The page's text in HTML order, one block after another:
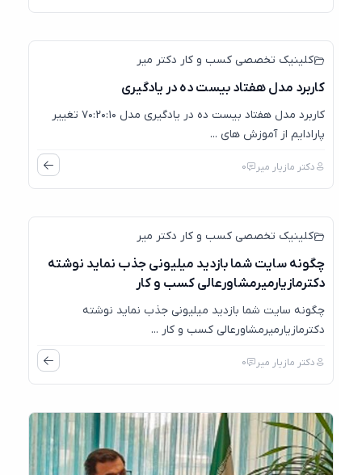
کلینیک تخصصی کسب و کار دکتر میر
کاربرد مدل هفتاد بیست ده در یادگیری
کاربرد مدل هفتاد بیست ده در یادگیری مدل ۷۰:۲۰:۱۰ تغییر
پارادایم از آموزش های ...
دکتر مازیار میر 0
کلینیک تخصصی کسب و کار دکتر میر
چگونه سایت شما بازدید میلیونی جذب نماید نوشته
دکترمازیارمیرمشاورعالی کسب و کار
چگونه سایت شما بازدید میلیونی جذب نماید نوشته
دکترمازیارمیرمشاورعالی کسب و کار ...
دکتر مازیار میر 0